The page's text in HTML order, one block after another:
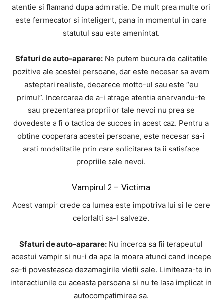
atentie si flamand dupa admiratie. De mult prea multe ori
este fermecator si inteligent, pana in momentul in care
statutul sau este amenintat.
Sfaturi de auto-aparare:Ne putem bucura de calitatile
pozitive ale acestei persoane, dar este necesar sa avem
asteptari realiste, deoarece motto-ul sau este “eu
primul”. Incercarea de a-i atrage atentia enervandu-te
sau prezentarea propriilor tale nevoi nu prea se
dovedeste a fi o tactica de succes in acest caz. Pentru a
obtine cooperara acestei persoane, este necesar sa-i
arati modalitatile prin care solicitarea ta ii satisface
propriile sale nevoi.
Vampirul 2 – Victima
Acest vampir crede ca lumea este impotriva lui si le cere
celorlalti sa-l salveze.
Sfaturi de auto-aparare: Nu incerca sa fii terapeutul
acestui vampir si nu-i da apa la moara atunci cand incepe
sa-ti povesteasca dezamagirile vietii sale. Limiteaza-te in
interactiunile cu aceasta persoana si nu te lasa implicat in
autocompatimirea sa.